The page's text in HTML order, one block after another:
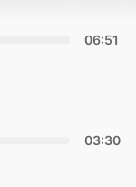
06:51
03:30